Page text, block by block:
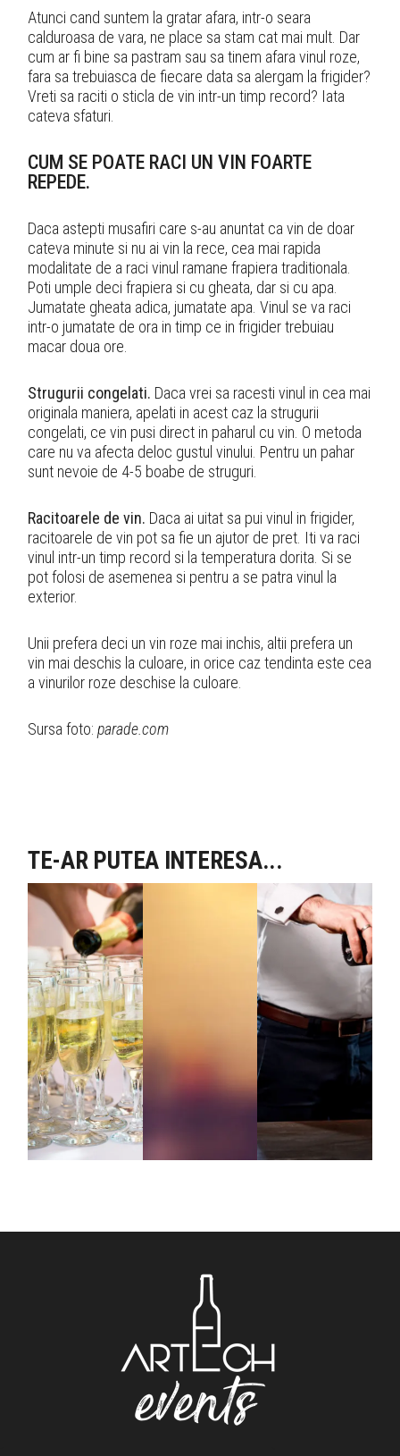
Atunci cand suntem la gratar afara, intr-o seara
calduroasa de vara, ne place sa stam cat mai mult. Dar
cum ar fi bine sa pastram sau sa tinem afara vinul roze,
fara sa trebuiasca de fiecare data sa alergam la frigider?
Vreti sa raciti o sticla de vin intr-un timp record? Iata
cateva sfaturi.
CUM SE POATE RACI UN VIN FOARTE
REPEDE.
Daca astepti musafiri care s-au anuntat ca vin de doar
cateva minute si nu ai vin la rece, cea mai rapida
modalitate de a raci vinul ramane frapiera traditionala.
Poti umple deci frapiera si cu gheata, dar si cu apa.
Jumatate gheata adica, jumatate apa. Vinul se va raci
intr-o jumatate de ora in timp ce in frigider trebuiau
macar doua ore.
Strugurii congelati. Daca vrei sa racesti vinul in cea mai
originala maniera, apelati in acest caz la strugurii
congelati, ce vin pusi direct in paharul cu vin. O metoda
care nu va afecta deloc gustul vinului. Pentru un pahar
sunt nevoie de 4-5 boabe de struguri.
Racitoarele de vin. Daca ai uitat sa pui vinul in frigider,
racitoarele de vin pot sa fie un ajutor de pret. Iti va raci
vinul intr-un timp record si la temperatura dorita. Si se
pot folosi de asemenea si pentru a se patra vinul la
exterior.
Unii prefera deci un vin roze mai inchis, altii prefera un
vin mai deschis la culoare, in orice caz tendinta este cea
a vinurilor roze deschise la culoare.
Sursa foto: parade.com
TE-AR PUTEA INTERESA...